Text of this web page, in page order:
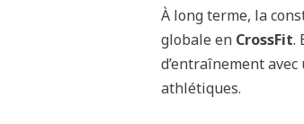
À long terme, la
globale en CrossFit.
d’entraînement
athlétiques.